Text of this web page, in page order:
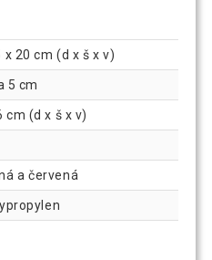
x 20 cm (d x š x v)
5 cm
cm (d x š x v)
a červená